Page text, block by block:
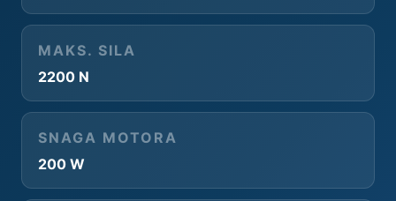
MAKS. SILA
2200 N
SNAGA MOTORA
200 W